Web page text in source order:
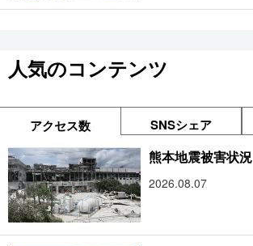
人気のコンテンツ
アクセス数 SNSシェア
熊本地震被害状況
2026.08.07